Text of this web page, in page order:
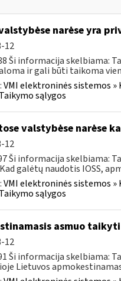
narėse yra
12
Ši informacija skelbiama:
ir gali būti taikoma
VMI elektroninės sistemos »
sąlygos
valstybėse narėse
12
Ši informacija skelbiama:
galėtų naudotis IOSS,
VMI elektroninės sistemos »
sąlygos
asmuo
12
Ši informacija skelbiama:
Lietuvos